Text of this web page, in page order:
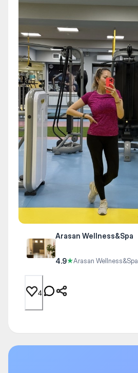
Arasan Wellness&Spa
4.9★Arasan Wellness&Spa
4